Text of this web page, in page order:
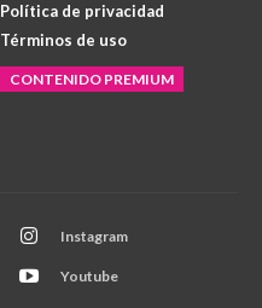
Política de privacidad
Términos de uso
CONTENIDO PREMIUM
Instagram
Youtube